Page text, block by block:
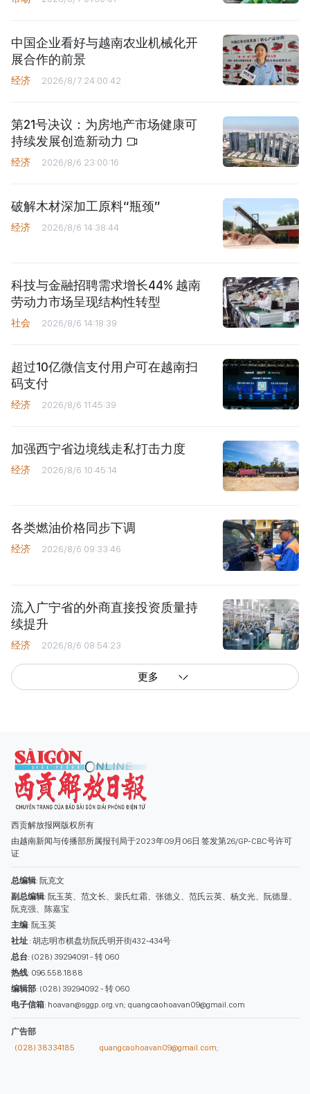
中国企业看好与越南农业机械化开
展合作的前景
经济 2026/8/7 24:00:42
第21号决议：为房地产市场健康可
持续发展创造新动力
经济 2026/8/6 23:00:16
破解木材深加工原料“瓶颈”
经济 2026/8/6 14:38:44
科技与金融招聘需求增长44% 越南
劳动力市场呈现结构性转型
社会 2026/8/6 14:18:39
超过10亿微信支付用户可在越南扫
码支付
经济 2026/8/6 11:45:39
加强西宁省边境线走私打击力度
经济 2026/8/6 10:45:14
各类燃油价格同步下调
经济 2026/8/6 09:33:46
流入广宁省的外商直接投资质量持
续提升
经济 2026/8/6 08:54:23
更多
西贡解放报网版权所有
由越南新闻与传播部所属报刊局于2023年09月06日 签发第26/GP-CBC号许可
证
总编辑
副总编辑: 阮玉英、范文长、裴氏红霜、张德义、范氏云英、杨文光、阮德显、